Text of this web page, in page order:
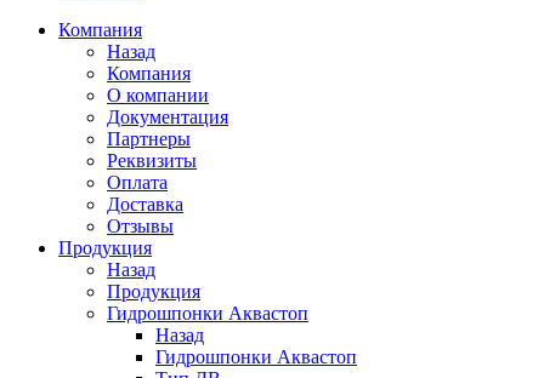
Компания
Назад
Компания
О компании
Документация
Партнеры
Реквизиты
Оплата
Доставка
Отзывы
Продукция
Назад
Продукция
Гидрошпонки Аквастоп
Назад
Гидрошпонки Аквастоп